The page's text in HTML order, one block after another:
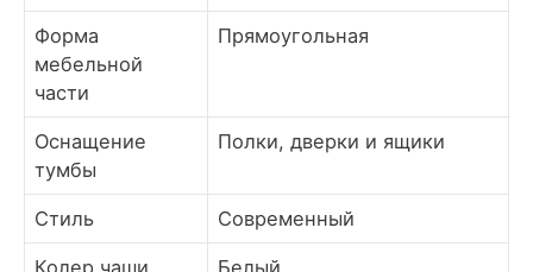
Форма
мебельной
части
Прямоугольная
Оснащение
тумбы
Полки, дверки и ящики
Стиль Современный
Колер чаши Белый